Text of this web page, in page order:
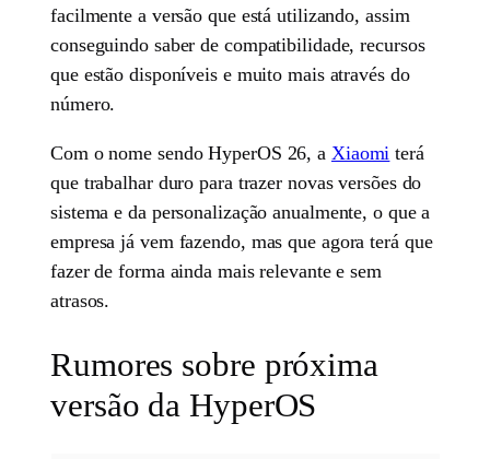
facilmente a versão que está utilizando, assim
conseguindo saber de compatibilidade, recursos
que estão disponíveis e muito mais através do
número.
Com o nome sendo HyperOS 26, a Xiaomi terá
que trabalhar duro para trazer novas versões do
sistema e da personalização anualmente, o que a
empresa já vem fazendo, mas que agora terá que
fazer de forma ainda mais relevante e sem
atrasos.
Rumores sobre próxima
versão da HyperOS